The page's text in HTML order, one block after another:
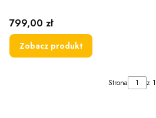
Cena
799,00 zł
Zobacz produkt
Strona z 1